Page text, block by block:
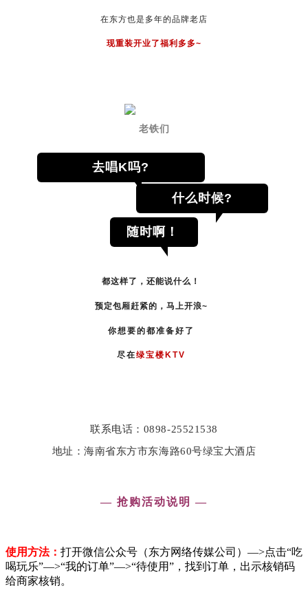
在东方也是多年的品牌老店
现重装开业了福利多多~
老铁们
去唱K吗?
什么时候?
随时啊！
都这样了，还能说什么！
预定包厢赶紧的，马上开浪~
你想要的都准备好了
尽在绿宝楼KTV
联系电话：0898-25521538
地址：海南省东方市东海路60号绿宝大酒店
— 抢购活动说明 —
使用方法： 打开微信公众号（东方网络传媒公司）—>点击“吃
喝玩乐”—>“我的订单”—>“待使用”，找到订单，出示核销码
给商家核销。